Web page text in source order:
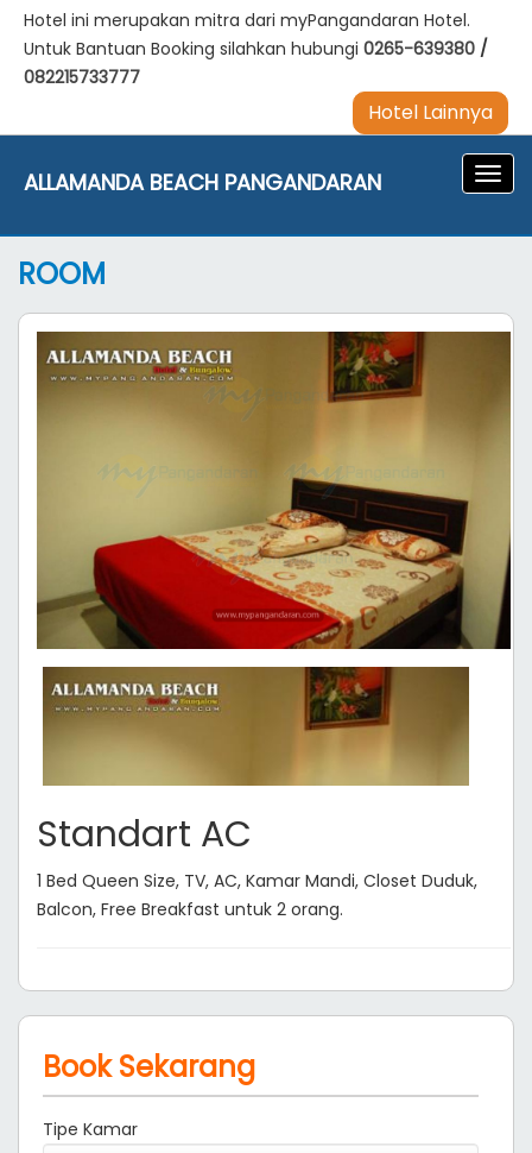
Hotel ini merupakan mitra dari myPangandaran Hotel.
Untuk Bantuan Booking silahkan hubungi 0265-639380 /
082215733777
Hotel Lainnya
ALLAMANDA BEACH PANGANDARAN
ROOM
Standart AC
1 Bed Queen Size, TV, AC, Kamar Mandi, Closet Duduk,
Balcon, Free Breakfast untuk 2 orang.
Book Sekarang
Tipe Kamar